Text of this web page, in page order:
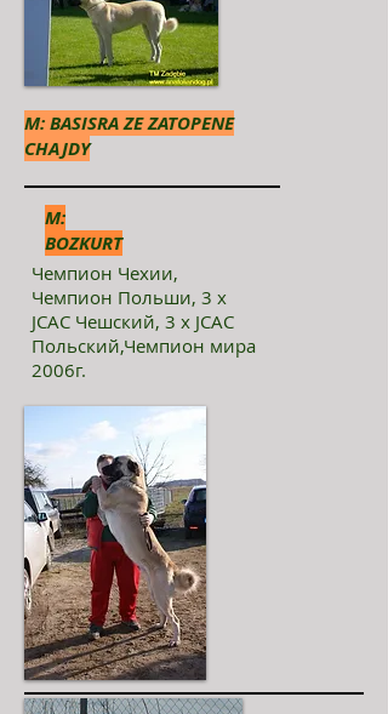
M: BASISRA ZE ZATOPENE
CHAJDY
М:
BOZKURT
Чемпион Чехии,
Чемпион Польши, 3 х
JСАС Чешский, 3 х JСАС
Польский,Чемпион мира
2006г.